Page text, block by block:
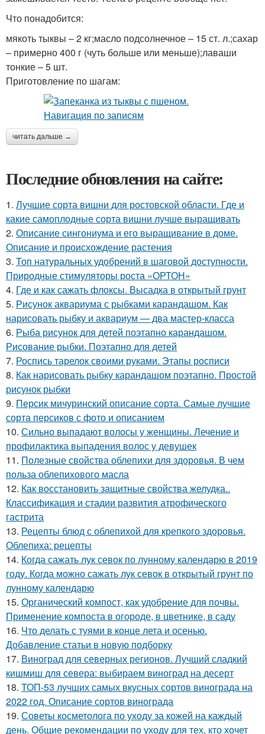
Что понадобится:
мякоть тыквы – 2 кг;масло подсолнечное – 15 ст. л.;сахар
– примерно 400 г (чуть больше или меньше);лаваши
тонкие – 5 шт.
Приготовление по шагам:
читать дальше →
Последние обновления на сайте:
1. Лучшие сорта вишни для ростовской области. Где и
какие самоплодные сорта вишни лучше выращивать
2. Описание сингониума и его выращивание в доме.
Описание и происхождение растения
3. Топ натуральных удобрений в шаговой доступности.
Природные стимуляторы роста «ОРТОН»
4. Где и как сажать флоксы. Высадка в открытый грунт
5. Рисунок аквариума с рыбками карандашом. Как
нарисовать рыбку и аквариум — два мастер-класса
6. Рыба рисунок для детей поэтапно карандашом.
Рисование рыбки. Поэтапно для детей
7. Роспись тарелок своими руками. Этапы росписи
8. Как нарисовать рыбку карандашом поэтапно. Простой
рисунок рыбки
9. Персик мичуринский описание сорта. Самые лучшие
сорта персиков с фото и описанием
10. Сильно выпадают волосы у женщины. Лечение и
профилактика выпадения волос у девушек
11. Полезные свойства облепихи для здоровья. В чем
польза облепихового масла
12. Как восстановить защитные свойства желудка..
Классификация и стадии развития атрофического
гастрита
13. Рецепты блюд с облепихой для крепкого здоровья.
Облепиха: рецепты
14. Когда сажать лук севок по лунному календарю в 2019
году. Когда можно сажать лук севок в открытый грунт по
лунному календарю
15. Органический компост, как удобрение для почвы.
Применение компоста в огороде, в цветнике, в саду
16. Что делать с туями в конце лета и осенью.
Добавление статьи в новую подборку
17. Виноград для северных регионов. Лучший сладкий
кишмиш для севера: выбираем виноград на десерт
18. ТОП-53 лучших самых вкусных сортов винограда на
2022 год. Описание сортов винограда
19. Советы косметолога по уходу за кожей на каждый
день. Общие рекомендации по уходу для тех, кто хочет